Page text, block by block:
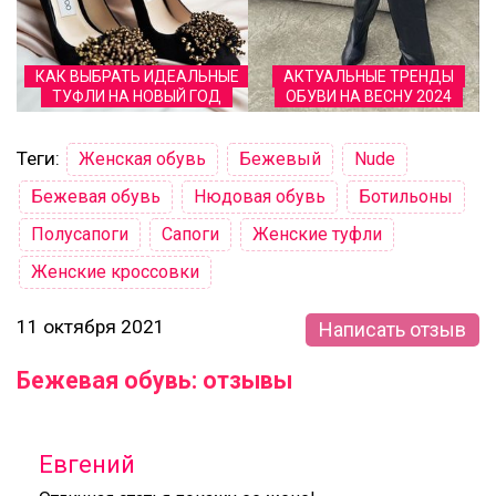
КАК ВЫБРАТЬ ИДЕАЛЬНЫЕ
ТУФЛИ НА НОВЫЙ ГОД
АКТУАЛЬНЫЕ ТРЕНДЫ
ОБУВИ НА ВЕСНУ 2024
Теги: Женская обувь Бежевый
Nude
Бежевая обувь
Нюдовая обувь
Ботильоны
Полусапоги
Сапоги
Женские туфли
Женские кроссовки
11 октября 2021 Написать отзыв
Бежевая обувь: отзывы
Евгений